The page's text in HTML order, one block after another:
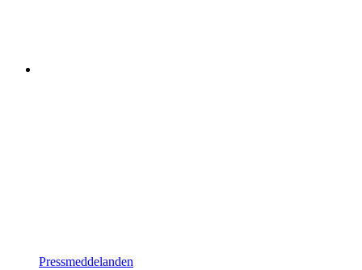
Pressmeddelanden